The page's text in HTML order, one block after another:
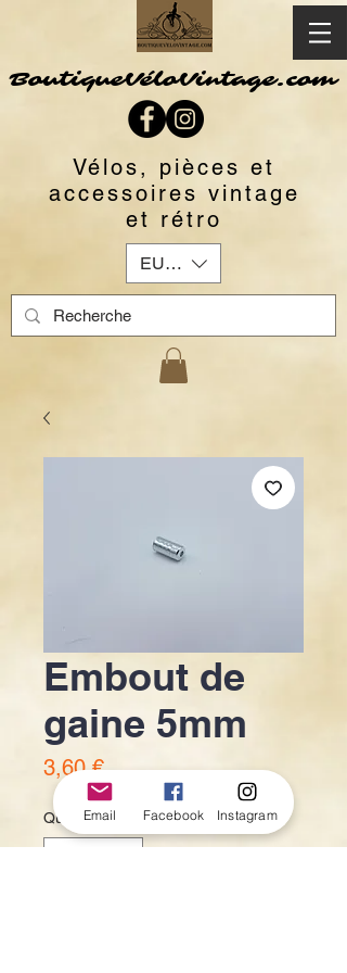
BoutiqueVéloVintage.com
Vélos, pièces et
accessoires vintage
et rétro
EUR (€)
Embout de
gaine 5mm
3,60 €Prix
Quantité *
Email Facebook Instagram